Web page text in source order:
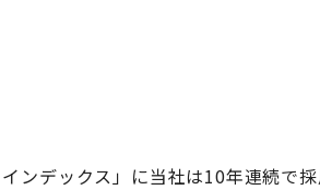
ンデックス」に当社は10年連続で